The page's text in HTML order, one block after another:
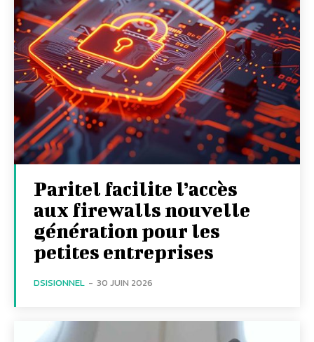
Paritel facilite l’accès
aux firewalls nouvelle
génération pour les
petites entreprises
DSISIONNEL - 30 JUIN 2026